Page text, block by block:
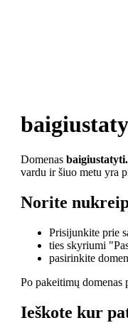
Domenas
vardu ir šiuo metu yra
Norite
Prisijunkite prie
ties skyriumi
pasirinkite
Po pakeitimų domenas
Ieškote kur